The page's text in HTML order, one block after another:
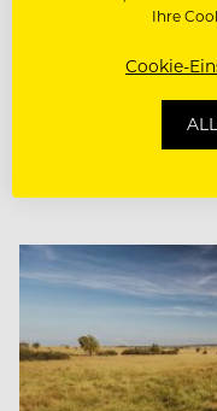
Tradition
Der Ardenner
nationalgut. Wie
produktion des
perfektion
Ihre
Cookie-